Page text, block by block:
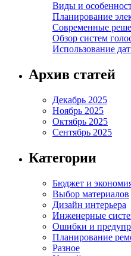
Виды и
Планирование
Современные
Обзор систем
Использование
Архив статей
Декабрь 2025
Ноябрь 2025
Октябрь 2025
Сентябрь 2025
Категории
Бюджет и
Выбор материалов
Дизайн интерьера
Инженерные
Ошибки и
Планирование
Разное